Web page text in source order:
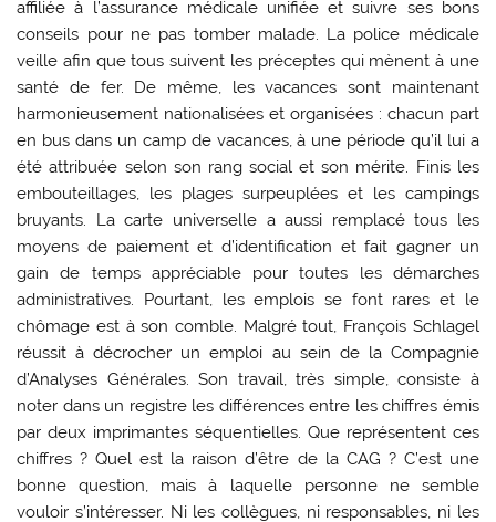
affiliée à l’assurance médicale unifiée et suivre ses bons
conseils pour ne pas tomber malade. La police médicale
veille afin que tous suivent les préceptes qui mènent à une
santé de fer. De même, les vacances sont maintenant
harmonieusement nationalisées et organisées : chacun part
en bus dans un camp de vacances, à une période qu’il lui a
été attribuée selon son rang social et son mérite. Finis les
embouteillages, les plages surpeuplées et les campings
bruyants. La carte universelle a aussi remplacé tous les
moyens de paiement et d’identification et fait gagner un
gain de temps appréciable pour toutes les démarches
administratives. Pourtant, les emplois se font rares et le
chômage est à son comble. Malgré tout, François Schlagel
réussit à décrocher un emploi au sein de la Compagnie
d’Analyses Générales. Son travail, très simple, consiste à
noter dans un registre les différences entre les chiffres émis
par deux imprimantes séquentielles. Que représentent ces
chiffres ? Quel est la raison d’être de la CAG ? C’est une
bonne question, mais à laquelle personne ne semble
vouloir s’intéresser. Ni les collègues, ni responsables, ni les